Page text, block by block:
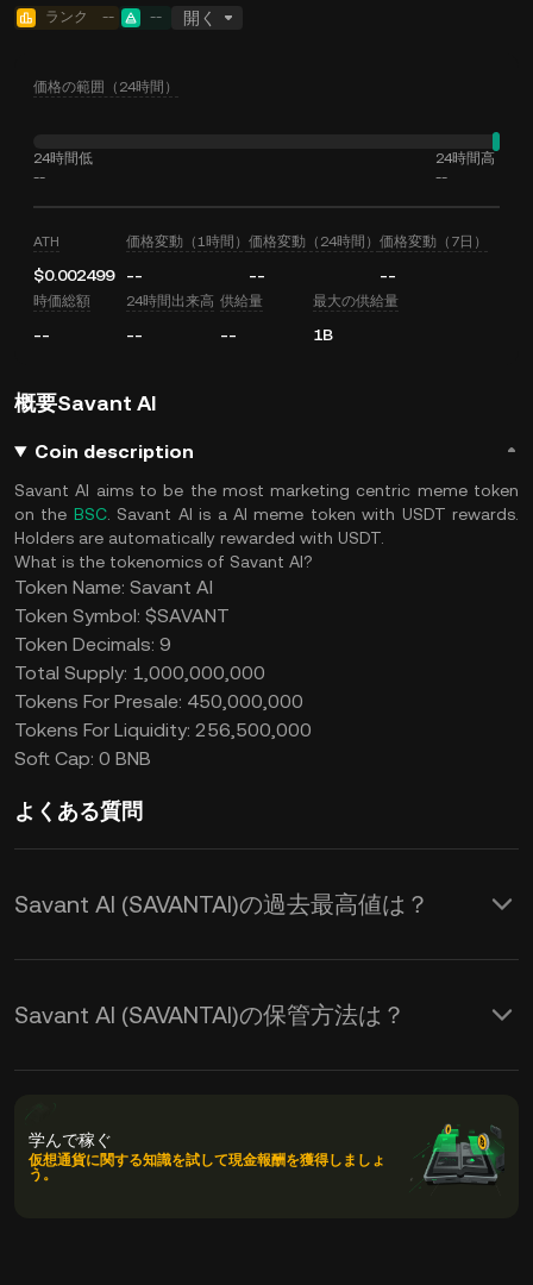
ランク -- -- 開く
価格の範囲（24時間）
24時間低
--
24時間高
--
ATH
$0.002499
価格変動（1時間）
--
価格変動（24時間）
--
価格変動（7日）
--
時価総額
--
24時間出来高
--
供給量
--
最大の供給量
1B
概要Savant AI
Coin description
Savant AI aims to be the most marketing centric meme token
on the BSC. Savant AI is a AI meme token with USDT rewards.
Holders are automatically rewarded with USDT.
What is the tokenomics of Savant AI?
Token Name: Savant AI
Token Symbol: $SAVANT
Token Decimals: 9
Total Supply: 1,000,000,000
Tokens For Presale: 450,000,000
Tokens For Liquidity: 256,500,000
Soft Cap: 0 BNB
よくある質問
Savant AI (SAVANTAI)の過去最高値は？
Savant AI (SAVANTAI)の保管方法は？
学んで稼ぐ
仮想通貨に関する知識を試して現金報酬を獲得しましょ
う。